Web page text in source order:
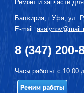
Ремонт и запчасти
Башкирия, г.Уфа ул.
E-mail:
8 (347) 200-
Часы работы: с 10:00
Режим работы